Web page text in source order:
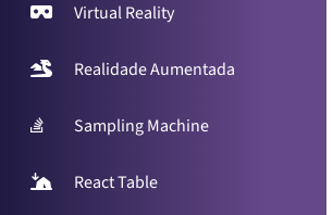
Virtual Reality
Realidade Aumentada
Sampling Machine
React Table